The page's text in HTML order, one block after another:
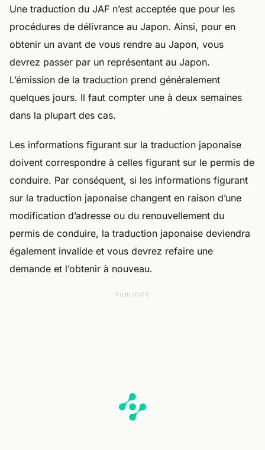
Une traduction du JAF n’est acceptée que pour les
procédures de délivrance au Japon. Ainsi, pour en
obtenir un avant de vous rendre au Japon, vous
devrez passer par un représentant au Japon.
L’émission de la traduction prend généralement
quelques jours. Il faut compter une à deux semaines
dans la plupart des cas.
Les informations figurant sur la traduction japonaise
doivent correspondre à celles figurant sur le permis de
conduire. Par conséquent, si les informations figurant
sur la traduction japonaise changent en raison d’une
modification d’adresse ou du renouvellement du
permis de conduire, la traduction japonaise deviendra
également invalide et vous devrez refaire une
demande et l’obtenir à nouveau.
PUBLICITÉ